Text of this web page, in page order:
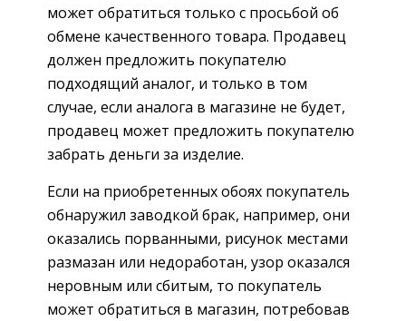
может обратиться только с просьбой об
обмене качественного товара. Продавец
должен предложить покупателю
подходящий аналог, и только в том
случае, если аналога в магазине не будет,
продавец может предложить покупателю
забрать деньги за изделие.
Если на приобретенных обоях покупатель
обнаружил заводкой брак, например, они
оказались порванными, рисунок местами
размазан или недоработан, узор оказался
неровным или сбитым, то покупатель
может обратиться в магазин, потребовав